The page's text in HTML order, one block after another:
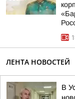
ЛЕНТА НОВОСТЕЙ
В